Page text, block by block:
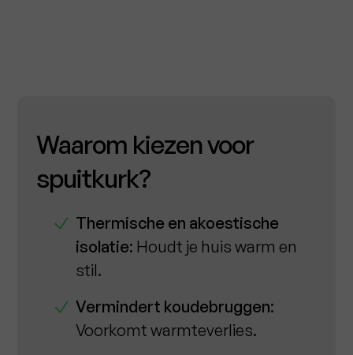
Waarom kiezen voor
spuitkurk?
Thermische en akoestische
isolatie: Houdt je huis warm en
stil.
Vermindert koudebruggen:
Voorkomt warmteverlies.